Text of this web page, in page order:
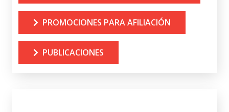
PROMOCIONES PARA AFILIACIÓN
PUBLICACIONES